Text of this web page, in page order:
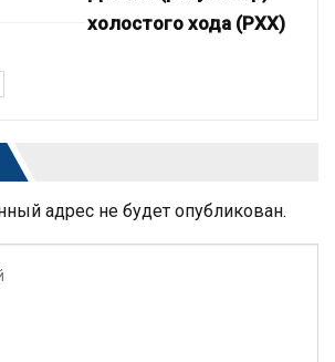
холостого хода (РХХ)
адрес не будет опубликован.